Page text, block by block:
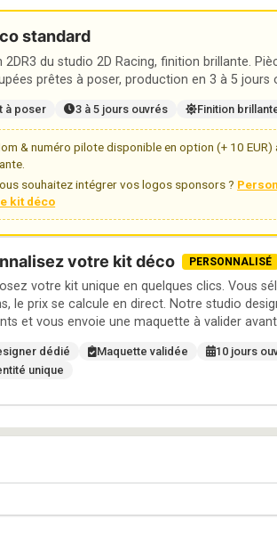
standard
2DR3 du studio 2D Racing, finition brillante.
prêtes à poser, production en 3 à 5 jours
à poser 3 à 5 jours ouvrés Finition
& numéro pilote disponible en option (+ 10 EUR)
souhaitez intégrer vos logos sponsors ?
kit déco
votre kit déco PERSONNALISÉ
votre kit unique en quelques clics. Vous
le prix se calcule en direct. Notre studio
et vous envoie une maquette à valider
dédié Maquette validée
10 jours
unique